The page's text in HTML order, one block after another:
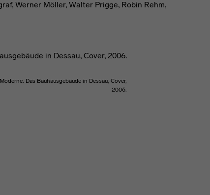
Werner Möller, Walter Prigge, Robin Rehm,
Das Bauhausgebäude in Dessau, Cover,
2006.